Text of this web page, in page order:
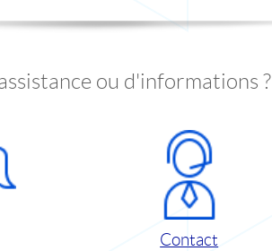
ou d'informations ?
Contact